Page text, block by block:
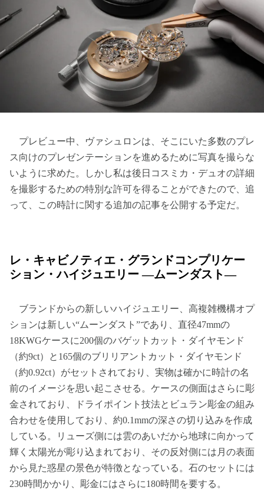
プレビュー中、ヴァシュロンは、そこにいた多数のプレ
ス向けのプレゼンテーションを進めるために写真を撮らな
いように求めた。しかし私は後日コスミカ・デュオの詳細
を撮影するための特別な許可を得ることができたので、追
って、この時計に関する追加の記事を公開する予定だ。
レ・キャビノティエ・グランドコンプリケー
ション・ハイジュエリー —ムーンダスト—
ブランドからの新しいハイジュエリー、高複雑機構オプ
ションは新しい“ムーンダスト”であり、直径47mmの
18KWGケースに200個のバゲットカット・ダイヤモンド
（約9ct）と165個のブリリアントカット・ダイヤモンド
（約0.92ct）がセットされており、実物は確かに時計の名
前のイメージを思い起こさせる。ケースの側面はさらに彫
金されており、ドライポイント技法とビュラン彫金の組み
合わせを使用しており、約0.1mmの深さの切り込みを作成
している。リューズ側には雲のあいだから地球に向かって
輝く太陽光が彫り込まれており、その反対側には月の表面
から見た惑星の景色が特徴となっている。石のセットには
230時間かかり、彫金にはさらに180時間を要する。